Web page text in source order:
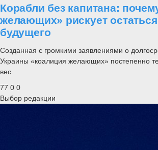
Корабли без капитана:
желающих» рискует
будущего
Созданная с громкими заявлениями о
Украины «коалиция желающих» постепенно
вес.
77 0 0
Выбор редакции